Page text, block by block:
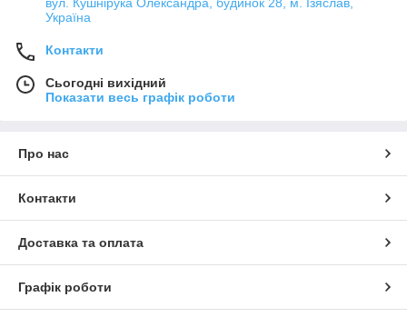
Україна
Контакти
Сьогодні вихідний
Показати весь графік роботи
Про нас
Контакти
Доставка та оплата
Графік роботи